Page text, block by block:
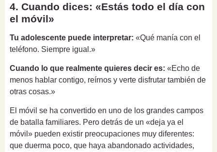
4. Cuando dices: «Estás todo el día con
el móvil»
Tu adolescente puede interpretar: «Qué manía con el
teléfono. Siempre igual.»
Cuando lo que realmente quieres decir es: «Echo de
menos hablar contigo, reírnos y verte disfrutar también de
otras cosas.»
El móvil se ha convertido en uno de los grandes campos
de batalla familiares. Pero detrás de un «deja ya el
móvil» pueden existir preocupaciones muy diferentes:
que duerma poco, que haya abandonado actividades,